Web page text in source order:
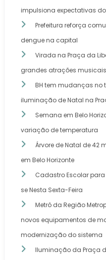
impulsiona expectativas
Prefeitura reforça
dengue na capital
Virada na Praça da
grandes atrações musicais
BH tem mudanças no
iluminação de Natal na
Semana em Belo
variação de temperatura
Árvore de Natal de 42
em Belo Horizonte
Cadastro Escolar
se Nesta Sexta-Feira
Metrô da Região
novos equipamentos de
modernização do sistema
Iluminação da Praça